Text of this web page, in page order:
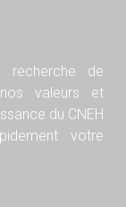
de
valeurs et
du CNEH
votre